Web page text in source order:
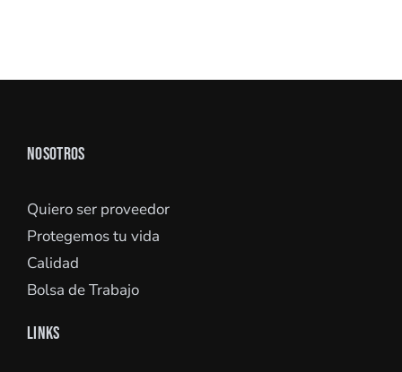
NOSOTROS
Quiero ser proveedor
Protegemos tu vida
Calidad
Bolsa de Trabajo
LINKS